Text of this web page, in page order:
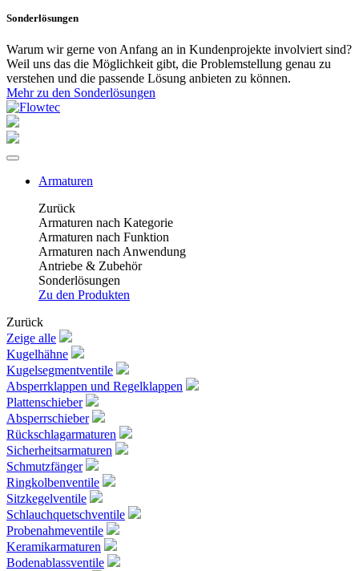
Sonderlösungen
Warum wir gerne von Anfang an in Kundenprojekte involviert sind?
Weil uns das die Möglichkeit gibt, die Problemstellung genau zu
verstehen und die passende Lösung anbieten zu können.
Mehr zu den Sonderlösungen
Armaturen
Zurück
Armaturen nach Kategorie
Armaturen nach Funktion
Armaturen nach Anwendung
Antriebe & Zubehör
Sonderlösungen
Zu den Produkten
Zurück
Zeige alle
Kugelhähne
Kugelsegmentventile
Absperrklappen und Regelklappen
Plattenschieber
Absperrschieber
Rückschlagarmaturen
Sicherheitsarmaturen
Schmutzfänger
Ringkolbenventile
Sitzkegelventile
Schlauchquetschventile
Probenahmeventile
Keramikarmaturen
Bodenablassventile